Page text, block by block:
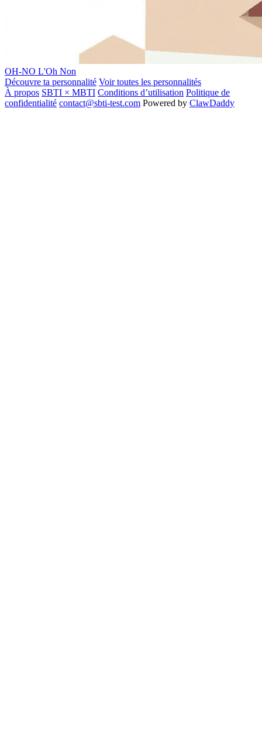
OH-NO L'Oh Non
Découvre ta personnalité Voir toutes les personnalités
À propos SBTI × MBTI Conditions d’utilisation Politique de
confidentialité contact@sbti-test.com Powered by ClawDaddy